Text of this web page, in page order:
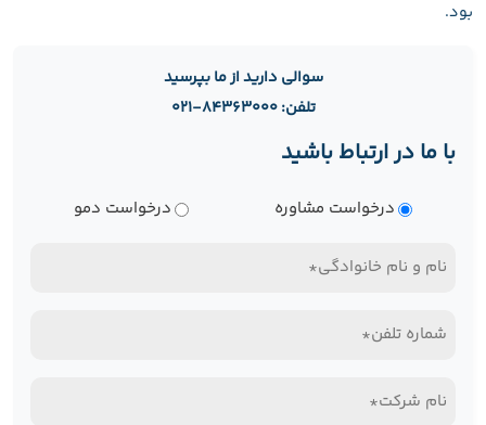
بود.
سوالی دارید از ما بپرسید
تلفن: ۸۴۳۶۳۰۰۰-۰۲۱
با ما در ارتباط باشید
درخواست مشاوره درخواست دمو
نام
نام
(Required)
تلفن
(Required)نام